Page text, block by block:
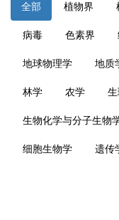
全部 植物界
病毒 色素界
地球物理学 地质
林学 农学
生物化学与分子生物
细胞生物学 遗传